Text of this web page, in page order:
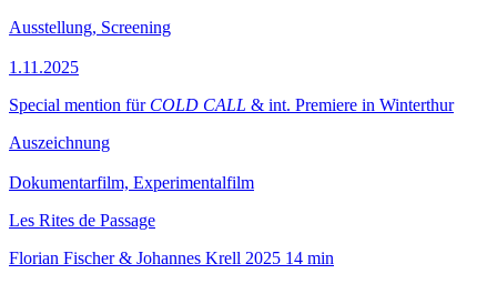
Ausstellung, Screening
1.11.2025
Special mention für COLD CALL & int. Premiere in Winterthur
Auszeichnung
Dokumentarfilm, Experimentalfilm
Les Rites de Passage
Florian Fischer & Johannes Krell 2025 14 min